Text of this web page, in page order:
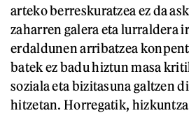
arteko berreskuratzea ez da
zaharren galera eta lurraldera
erdaldunen arribatzea
batek ez badu hiztun masa
soziala eta bizitasuna galtzen
hitzetan. Horregatik,